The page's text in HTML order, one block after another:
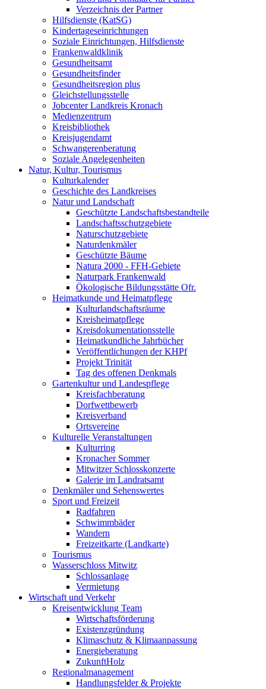
Verzeichnis der Partner
Hilfsdienste (KatSG)
Kindertageseinrichtungen
Soziale Einrichtungen, Hilfsdienste
Frankenwaldklinik
Gesundheitsamt
Gesundheitsfinder
Gesundheitsregion plus
Gleichstellungsstelle
Jobcenter Landkreis Kronach
Medienzentrum
Kreisbibliothek
Kreisjugendamt
Schwangerenberatung
Soziale Angelegenheiten
Natur, Kultur, Tourismus
Kulturkalender
Geschichte des Landkreises
Natur und Landschaft
Geschützte Landschaftsbestandteile
Landschaftsschutzgebiete
Naturschutzgebiete
Naturdenkmäler
Geschützte Bäume
Natura 2000 - FFH-Gebiete
Naturpark Frankenwald
Ökologische Bildungsstätte Ofr.
Heimatkunde und Heimatpflege
Kulturlandschaftsräume
Kreisheimatpflege
Kreisdokumentationsstelle
Heimatkundliche Jahrbücher
Veröffentlichungen der KHPf
Projekt Trinität
Tag des offenen Denkmals
Gartenkultur und Landespflege
Kreisfachberatung
Dorfwettbewerb
Kreisverband
Ortsvereine
Kulturelle Veranstaltungen
Kulturring
Kronacher Sommer
Mitwitzer Schlosskonzerte
Galerie im Landratsamt
Denkmäler und Sehenswertes
Sport und Freizeit
Radfahren
Schwimmbäder
Wandern
Freizeitkarte (Landkarte)
Tourismus
Wasserschloss Mitwitz
Schlossanlage
Vermietung
Wirtschaft und Verkehr
Kreisentwicklung Team
Wirtschaftsförderung
Existenzgründung
Klimaschutz & Klimaanpassung
Energieberatung
ZukunftHolz
Regionalmanagement
Handlungsfelder & Projekte